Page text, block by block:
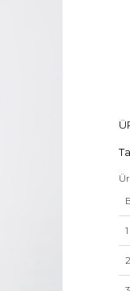
1
2